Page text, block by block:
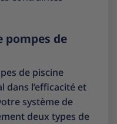
pompes de
de piscine
dans l’efficacité et
système de
deux types de